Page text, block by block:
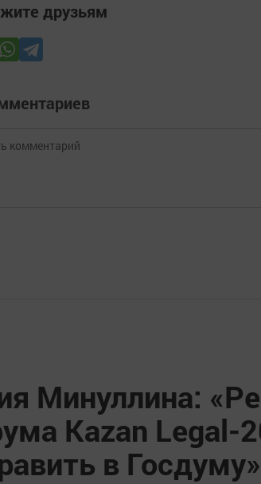
друзьям
Минуллина:
Kazan Legal-
в Госдуму»